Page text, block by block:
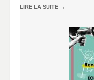
LIRE LA SUITE →